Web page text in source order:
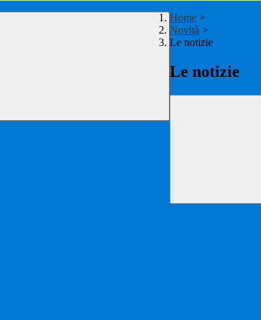
Home >
Novità >
Le notizie
Le notizie